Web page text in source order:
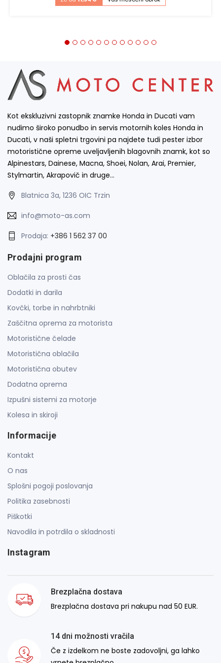
Kot ekskluzivni zastopnik znamke Honda in Ducati vam
nudimo široko ponudbo in servis motornih koles Honda in
Ducati, v naši spletni trgovini pa najdete tudi pester izbor
motoristične opreme uveljavljenih blagovnih znamk, kot so
Alpinestars, Dainese, Macna, Shoei, Nolan, Arai, Premier,
Stylmartin, Akrapovič in druge…
Blatnica 3a, 1236 OIC Trzin
info@moto-as.com
Prodaja: +386 1 562 37 00
Prodajni program
Oblačila za prosti čas
Dodatki in darila
Kovčki, torbe in nahrbtniki
Zaščitna oprema za motorista
Motoristične čelade
Motoristična oblačila
Motoristična obutev
Dodatna oprema
Izpušni sistemi za motorje
Kolesa in skiroji
Informacije
Kontakt
O nas
Splošni pogoji poslovanja
Politika zasebnosti
Piškotki
Navodila in potrdila o skladnosti
Instagram
Brezplačna dostava
Brezplačna dostava pri nakupu nad 50 EUR.
14 dni možnosti vračila
Če z izdelkom ne boste zadovoljni, ga lahko